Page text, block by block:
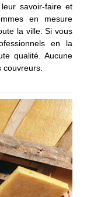
savoir-faire et
en mesure
la ville. Si vous
en la
qualité. Aucune
couvreurs.